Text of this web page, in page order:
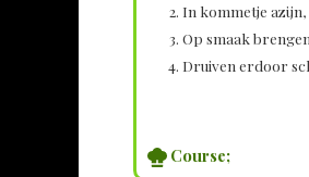
In kommetje
Op smaak
Druiven erdoor
Course;